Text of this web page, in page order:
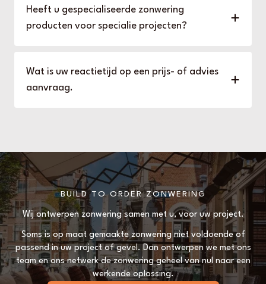
Heeft u gespecialiseerde zonwering
producten voor specialie projecten?
Wat is uw reactietijd op een prijs- of advies
aanvraag.
BUILD TO ORDER ZONWERING
Wij ontwerpen zonwering samen met u, voor uw project.
Soms is op maat gemaakte zonwering niet voldoende of
passend in uw project of gevel. Dan ontwerpen we met ons
team en ons netwerk de zonwering geheel van nul naar een
werkende oplossing.